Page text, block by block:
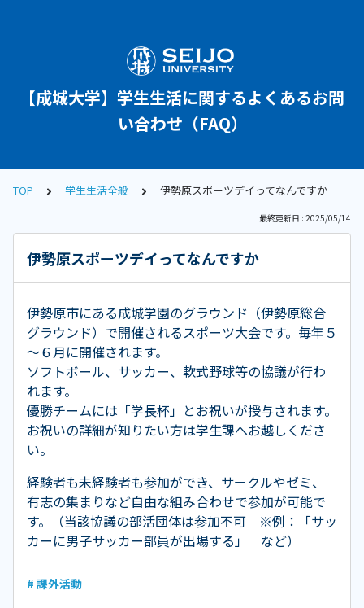
【成城大学】学生生活に関するよくあるお問
い合わせ（FAQ）
TOP 学生生活全般 伊勢原スポーツデイってなんですか
最終更新日 : 2025/05/14
伊勢原スポーツデイってなんですか
伊勢原市にある成城学園のグラウンド（伊勢原総合
グラウンド）で開催されるスポーツ大会です。毎年５
～６月に開催されます。
ソフトボール、サッカー、軟式野球等の協議が行わ
れます。
優勝チームには「学長杯」とお祝いが授与されます。
お祝いの詳細が知りたい方は学生課へお越しくださ
い。
経験者も未経験者も参加ができ、サークルやゼミ、
有志の集まりなど自由な組み合わせで参加が可能で
す。（当該協議の部活団体は参加不可 ※例：「サッ
カーに男子サッカー部員が出場する」 など）
# 課外活動